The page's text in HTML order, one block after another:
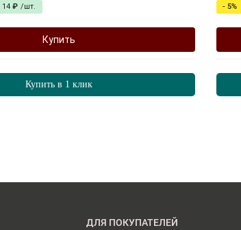
14 ₽ /шт.
Купить
Купить в 1 клик
- 5%
ДЛЯ ПОКУПАТЕЛЕЙ